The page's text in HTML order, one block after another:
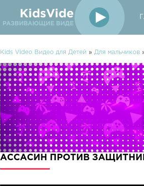
Kids Video Видео для Детей » Для мальчиков
АССАСИН ПРОТИВ